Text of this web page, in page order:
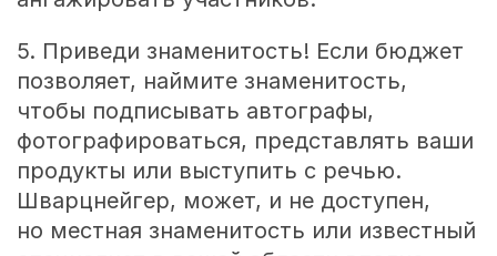
5. Приведи знаменитость! Если бюджет
позволяет, наймите знаменитость,
чтобы подписывать автографы,
фотографироваться, представлять ваши
продукты или выступить с речью.
Шварцнейгер, может, и не доступен,
но местная знаменитость или известный